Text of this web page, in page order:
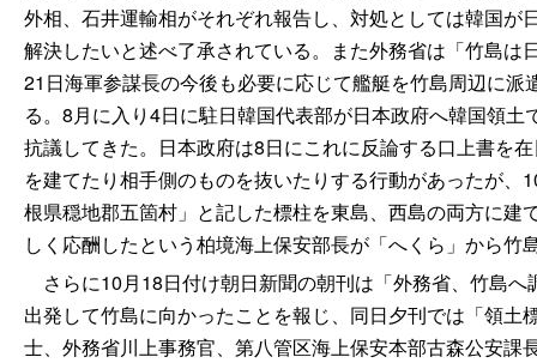
外相、石井運輸相がそれぞれ報告し、対処としては韓国
解決したいと述べ了承されている。また外務省は「竹島
21日海軍参謀長の今後も必要に応じて艦艇を竹島周辺に
る。8月に入り4日に駐日韓国代表部が日本政府へ韓国領
抗議してきた。日本政府は8日にこれに反論する口上書を
を建てたり相手側のものを抜いたりする行動があったが
根県穏地郡五箇村」と記した標柱を東島、西島の両方に
しく応酬したという柏境海上保安部長が「へくら」から竹
さらに10月18日付け朝日新聞の朝刊は「外務省、竹島
出発して竹島に向かったことを報じ、同日夕刊では「領
士、外務省川上事務官、第八管区海上保安本部古森公安